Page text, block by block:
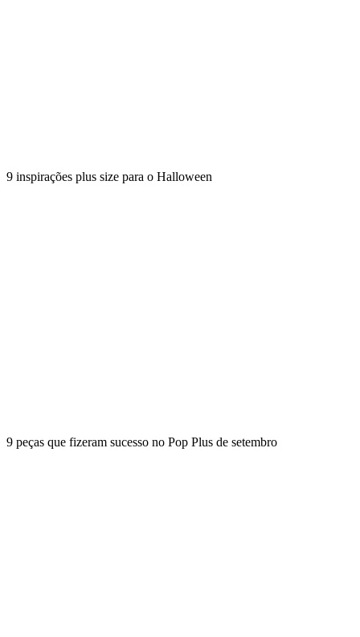
9 inspirações plus size para o Halloween
9 peças que fizeram sucesso no Pop Plus de setembro